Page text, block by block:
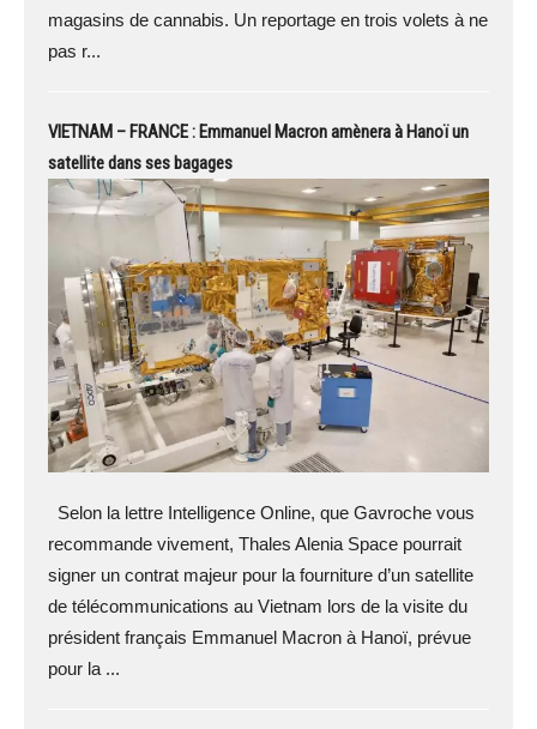
magasins de cannabis. Un reportage en trois volets à ne
pas r...
VIETNAM – FRANCE : Emmanuel Macron amènera à Hanoï un
satellite dans ses bagages
Selon la lettre Intelligence Online, que Gavroche vous
recommande vivement, Thales Alenia Space pourrait
signer un contrat majeur pour la fourniture d’un satellite
de télécommunications au Vietnam lors de la visite du
président français Emmanuel Macron à Hanoï, prévue
pour la ...